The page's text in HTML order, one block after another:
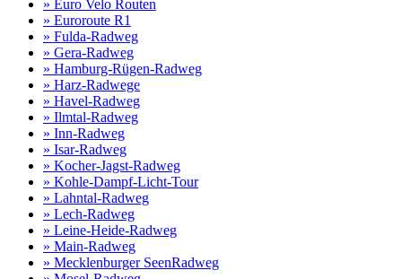
» Euro Velo Routen
» Euroroute R1
» Fulda-Radweg
» Gera-Radweg
» Hamburg-Rügen-Radweg
» Harz-Radwege
» Havel-Radweg
» Ilmtal-Radweg
» Inn-Radweg
» Isar-Radweg
» Kocher-Jagst-Radweg
» Kohle-Dampf-Licht-Tour
» Lahntal-Radweg
» Lech-Radweg
» Leine-Heide-Radweg
» Main-Radweg
» Mecklenburger SeenRadweg